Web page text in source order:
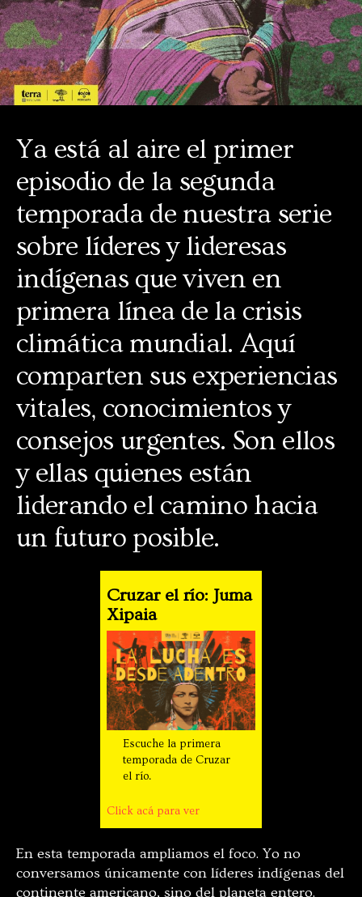
Ya está al aire el primer
episodio de la segunda
temporada de nuestra serie
sobre líderes y lideresas
indígenas que viven en
primera línea de la crisis
climática mundial. Aquí
comparten sus experiencias
vitales, conocimientos y
consejos urgentes. Son ellos
y ellas quienes están
liderando el camino hacia
un futuro posible.
Cruzar el río: Juma
Xipaia
Escuche la primera
temporada de Cruzar
el río.
Click acá para ver
En esta temporada ampliamos el foco. Yo no
conversamos únicamente con líderes indígenas del
continente americano, sino del planeta entero.